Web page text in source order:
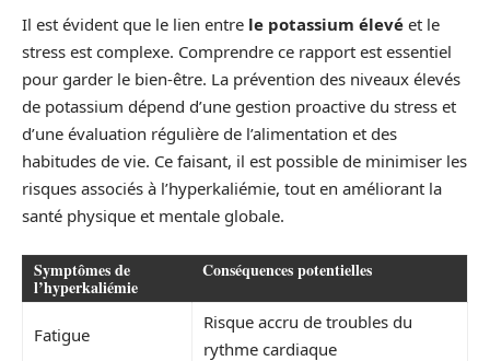
Il est évident que le lien entre le potassium élevé et le
stress est complexe. Comprendre ce rapport est essentiel
pour garder le bien-être. La prévention des niveaux élevés
de potassium dépend d’une gestion proactive du stress et
d’une évaluation régulière de l’alimentation et des
habitudes de vie. Ce faisant, il est possible de minimiser les
risques associés à l’hyperkaliémie, tout en améliorant la
santé physique et mentale globale.
Symptômes de
l’hyperkaliémie
Conséquences potentielles
Fatigue
Risque accru de troubles du
rythme cardiaque